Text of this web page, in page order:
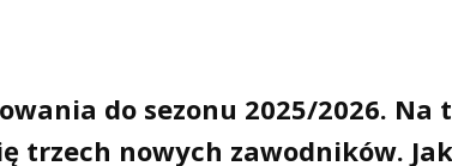
do sezonu 2025/2026.
trzech nowych zawodników.